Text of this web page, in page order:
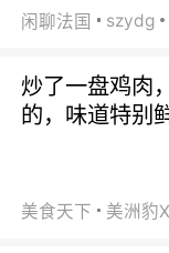
闲聊法国 szydg
炒了一盘鸡肉
的，味道特别
美食天下 美洲豹